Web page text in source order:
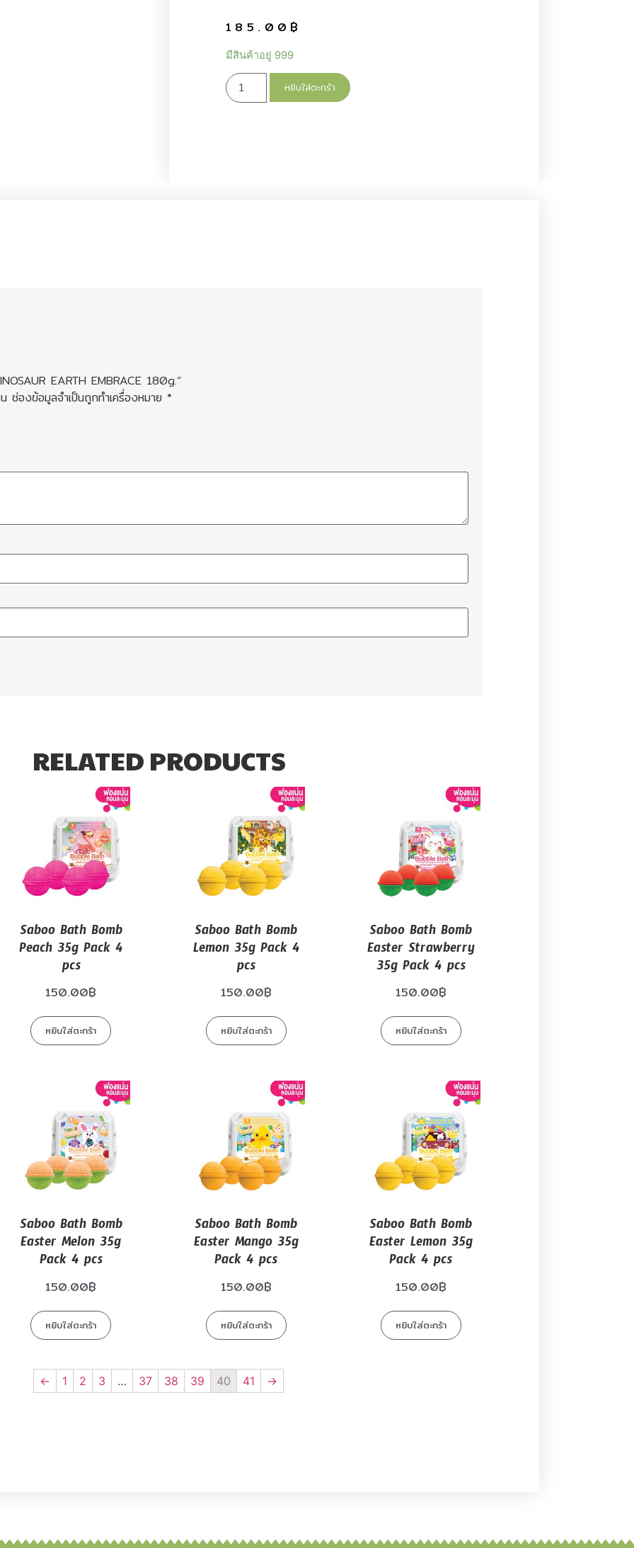
185.00 ฿
มีสินค้าอยู่ 999
หยิบใส่ตะกร้า
EARTH EMBRACE 180g.”
ช่องข้อมูลจำเป็นถูกทำเครื่องหมาย*
RELATED PRODUCTS
Saboo Bath Bomb
Peach 35g Pack 4
pcs
150.00฿
หยิบใส่ตะกร้า
Saboo Bath Bomb
Lemon 35g Pack 4
pcs
150.00฿
หยิบใส่ตะกร้า
Saboo Bath Bomb
Easter Strawberry
35g Pack 4 pcs
150.00฿
หยิบใส่ตะกร้า
Saboo Bath Bomb
Easter Melon 35g
Pack 4 pcs
150.00฿
หยิบใส่ตะกร้า
Saboo Bath Bomb
Easter Mango 35g
Pack 4 pcs
150.00฿
หยิบใส่ตะกร้า
Saboo Bath Bomb
Easter Lemon 35g
Pack 4 pcs
150.00฿
หยิบใส่ตะกร้า
← 1 2 3 … 37 38 39 40 41 →